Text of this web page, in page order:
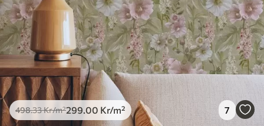
498.33Kr/m²299.00 Kr/m² 7